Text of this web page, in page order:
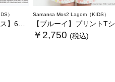
）
トTシャツ
Samansa Mos2 Lagom（KIDS）
【ブルーイ】プリントTシャツ
￥2,750 (税込)